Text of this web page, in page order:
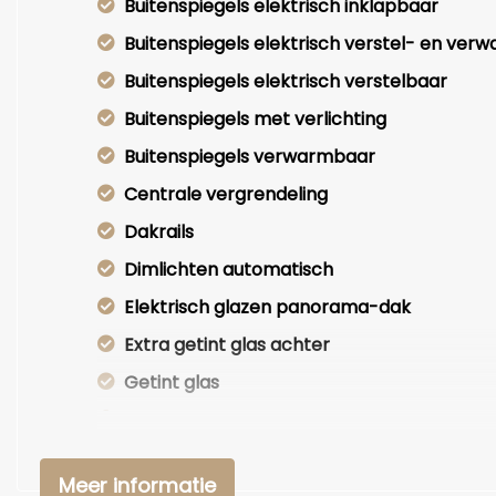
Buitenspiegels elektrisch inklapbaar
Buitenspiegels elektrisch verstel- en
Buitenspiegels elektrisch verstelbaar
Buitenspiegels met verlichting
Buitenspiegels verwarmbaar
Centrale vergrendeling
Dakrails
Dimlichten automatisch
Elektrisch glazen panorama-dak
Extra getint glas achter
Getint glas
Keyless entry
Meer informatie